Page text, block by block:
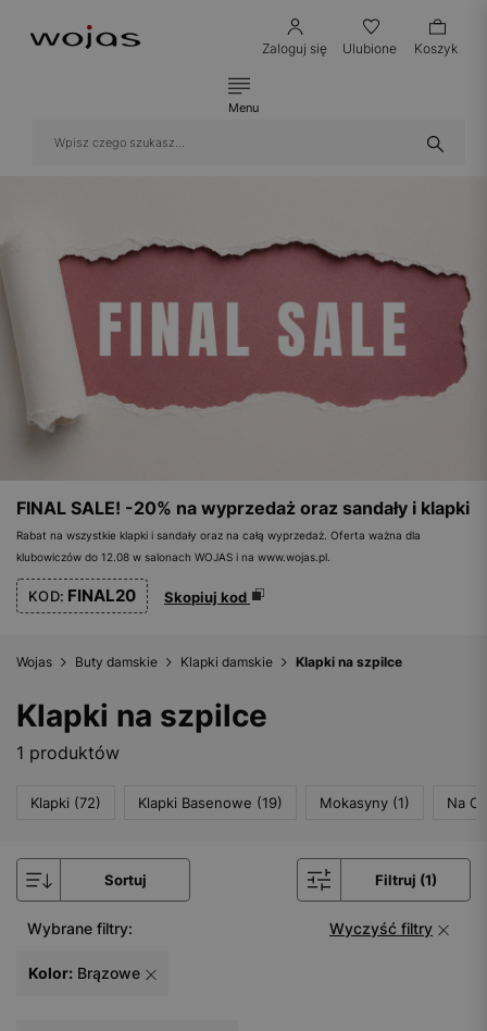
Zaloguj się Ulubione Koszyk
Menu
FINAL SALE! -20% na wyprzedaż oraz sandały i klapki
Rabat na wszystkie klapki i sandały oraz na całą wyprzedaż. Oferta ważna dla
klubowiczów do 12.08 w salonach WOJAS i na www.wojas.pl.
KOD: FINAL20 Skopiuj kod
Wojas Buty damskie Klapki damskie Klapki na szpilce
Klapki na szpilce
1 produktów
Klapki (72) Klapki Basenowe (19) Mokasyny (1) Na
Sortuj Filtruj (1)
Wybrane filtry: Wyczyść filtry
Kolor: Brązowe